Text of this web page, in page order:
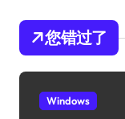
您错过了
Windows